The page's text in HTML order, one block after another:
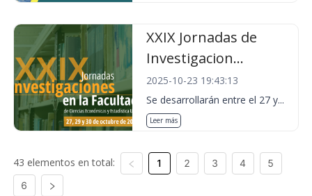
XXIX Jornadas de
Investigacion...
2025-10-23 19:43:13
Se desarrollarán entre el 27 y...
Leer más
43 elementos en total: 1 2 3 4
5
6